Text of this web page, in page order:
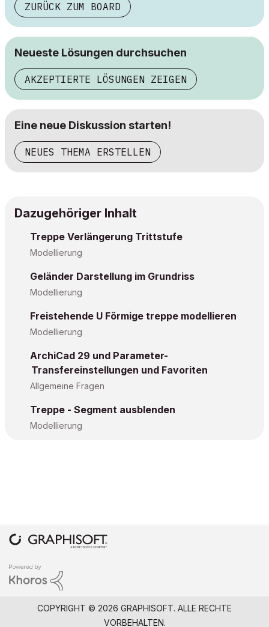
ZURÜCK ZUM BOARD
Neueste Lösungen durchsuchen
AKZEPTIERTE LÖSUNGEN ZEIGEN
Eine neue Diskussion starten!
NEUES THEMA ERSTELLEN
Dazugehöriger Inhalt
Treppe Verlängerung Trittstufe
Modellierung
Geländer Darstellung im Grundriss
Modellierung
Freistehende U Förmige treppe modellieren
Modellierung
ArchiCad 29 und Parameter-
Transfereinstellungen und Favoriten
Allgemeine Fragen
Treppe - Segment ausblenden
Modellierung
COPYRIGHT © 2026 GRAPHISOFT. ALLE RECHTE
VORBEHALTEN.